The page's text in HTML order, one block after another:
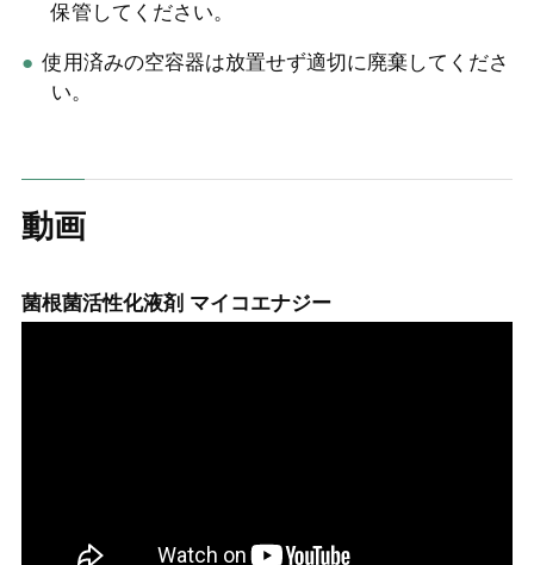
保管してください。
使用済みの空容器は放置せず適切に廃棄してくださ
い。
動画
菌根菌活性化液剤 マイコエナジー